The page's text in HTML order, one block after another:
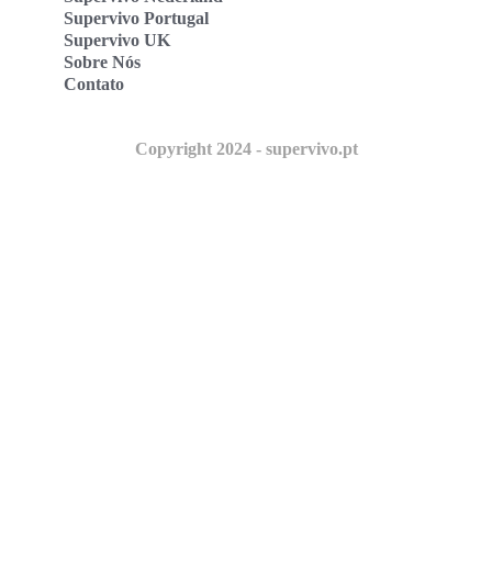
Supervivo Portugal
Supervivo UK
Sobre Nós
Contato
Copyright 2024 - supervivo.pt